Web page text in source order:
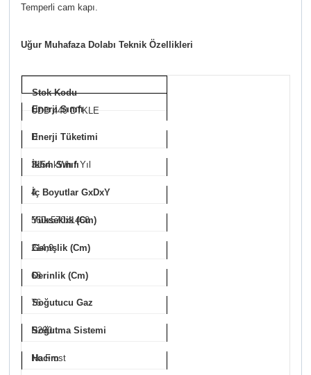
Temperli cam kapı.
Uğur Muhafaza Dolabı Teknik Özellikleri
Stok Kodu
UDD 440 DTKLE
Enerji Sınıfı
D
Enerji Tüketimi
3154 kWh / Yıl
İklim Sınıfı
4
İç Boyutlar GxDxY
560x570x1460
Yükseklik (Cm)
214,9
Genişlik (Cm)
68
Derinlik (Cm)
76
Soğutucu Gaz
R290
Soğutma Sistemi
No Frost
Hacim